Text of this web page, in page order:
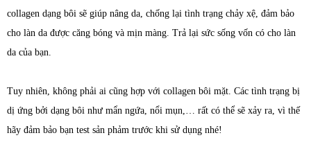
collagen dạng bôi sẽ giúp nâng da, chống lại tình trạng chảy xệ, đảm bảo
cho làn da được căng bóng và mịn màng. Trả lại sức sống vốn có cho làn
da của bạn.
Tuy nhiên, không phải ai cũng hợp với collagen bôi mặt. Các tình trạng bị
dị ứng bởi dạng bôi như mẩn ngứa, nổi mụn,… rất có thể sẽ xảy ra, vì thế
hãy đảm bảo bạn test sản phảm trước khi sử dụng nhé!